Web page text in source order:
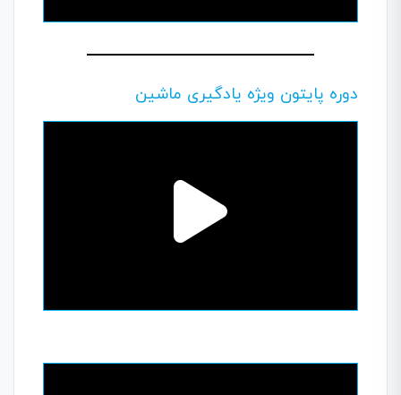
دوره پایتون ویژه یادگیری ماشین